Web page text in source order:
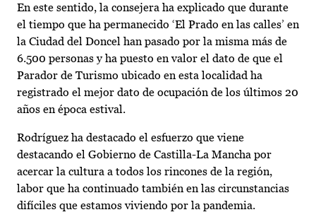
En este sentido, la consejera ha explicado que durante
el tiempo que ha permanecido ‘El Prado en las calles’ en
la Ciudad del Doncel han pasado por la misma más de
6.500 personas y ha puesto en valor el dato de que el
Parador de Turismo ubicado en esta localidad ha
registrado el mejor dato de ocupación de los últimos 20
años en época estival.
Rodríguez ha destacado el esfuerzo que viene
destacando el Gobierno de Castilla-La Mancha por
acercar la cultura a todos los rincones de la región,
labor que ha continuado también en las circunstancias
difíciles que estamos viviendo por la pandemia.